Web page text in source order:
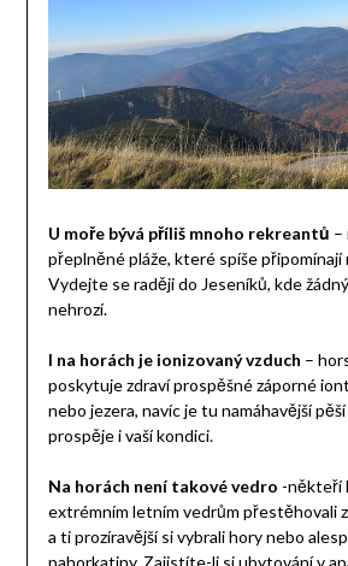
U moře bývá příliš mnoho rekreantů –
přeplněné pláže, které spíše připomínají
Vydejte se raději do Jeseníků, kde
nehrozí.
I na horách je ionizovaný vzduch –
poskytuje zdraví prospěšné záporné
nebo jezera, navíc je tu namáhavější
prospěje i vaší kondici.
Na horách není takové vedro -někteří
extrémním letním vedrům přestěhovali
a ti prozíravější si vybrali hory nebo
pahorkatiny. Zajistíte-li si ubytování v